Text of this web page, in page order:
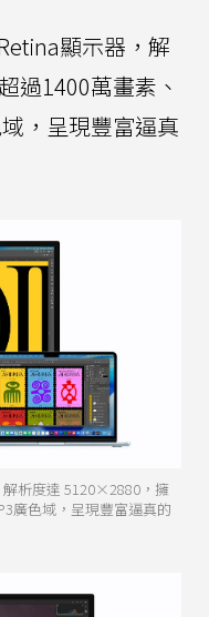
顯示器，解
過1400萬畫素、
，呈現豐富逼真
解析度達 5120×2880，擁
廣色域，呈現豐富逼真的